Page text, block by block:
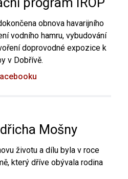
obnova havarijního
vodního hamru, vybudování
doprovodné expozice k
v Dobřívě.
Mošny
životu a dílu byla v roce
který dříve obývala rodina